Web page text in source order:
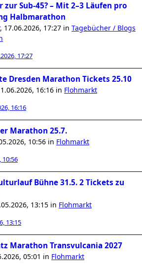
zur Sub-45? – Mit 2–3 Läufen pro
Halbmarathon
, 17.06.2026, 17:27 in Tagebücher / Blogs
17:27
Dresden Marathon Tickets 25.10
16:16 in Flohmarkt
16:16
Marathon 25.7.
10:56 in Flohmarkt
10:56
Bühne 31.5. 2 Tickets zu
13:15 in Flohmarkt
13:15
Marathon Transvulcania 2027
05:01 in Flohmarkt